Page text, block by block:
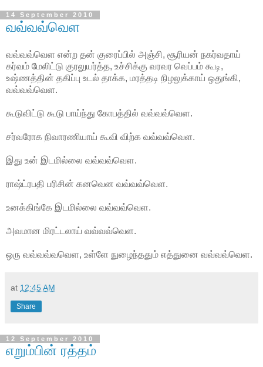
14 September 2010
வவ்வவ்வெள
வவ்வவ்வெள என்ற தன் குரைப்பில் அஞ்சி, சூரியன் நகர்வதாய்
கர்வம் மேலிட்டு குரலுயர்த்த, உச்சிக்கு வரவர வெப்பம் கூடி,
உஷ்ணத்தின் தகிப்பு உடல் தாக்க, மரத்தடி நிழலுக்காய் ஒதுங்கி,
வவ்வவ்வெள.
கூடுவிட்டு கூடு பாய்ந்து கோபத்தில் வவ்வவ்வெள.
சர்வரோக நிவாரணியாய் கூவி விற்க வவ்வவ்வெள.
இது உன் இடமில்லை வவ்வவ்வெள.
ராஷ்ட்ரபதி பரிசின் கனவென வவ்வவ்வெள.
உனக்கிங்கே இடமில்லை வவ்வவ்வெள.
அவமான மிரட்டலாய் வவ்வவ்வெள.
ஒரு வவ்வவ்வவெள, உள்ளே நுழைந்ததும் எத்துனை வவ்வவ்வெள.
at 12:45 AM
Share
12 September 2010
எறும்பின் ரத்தம்